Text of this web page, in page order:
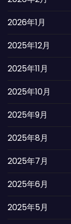
2026年1月
2025年12月
2025年11月
2025年10月
2025年9月
2025年8月
2025年7月
2025年6月
2025年5月